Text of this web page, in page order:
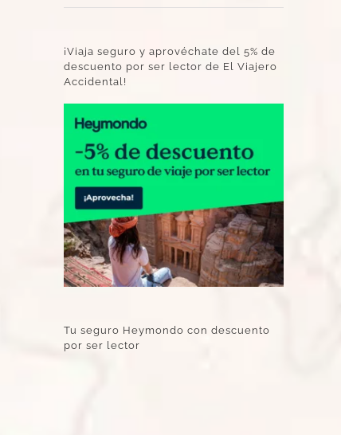
¡Viaja seguro y aprovéchate del 5% de
descuento por ser lector de El Viajero
Accidental!
Tu seguro Heymondo con descuento
por ser lector